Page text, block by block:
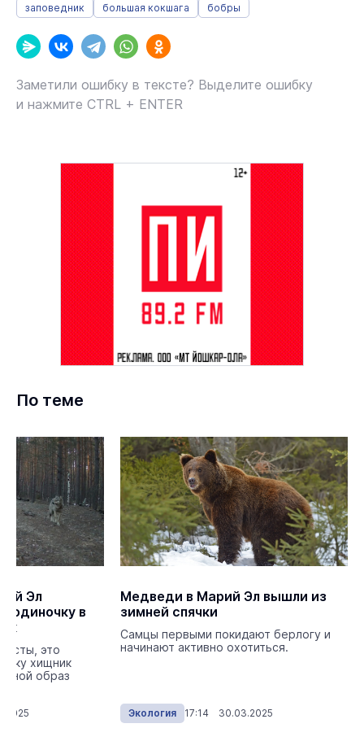
заповедник большая кокшага бобры
Заметили ошибку в тексте? Выделите ошибку
и нажмите CTRL + ENTER
По теме
Эл
одиночку в
это
хищник
образ
Медведи в Марий Эл вышли из
зимней спячки
Самцы первыми покидают берлогу и
начинают активно охотиться.
Экология 17:14 30.03.2025